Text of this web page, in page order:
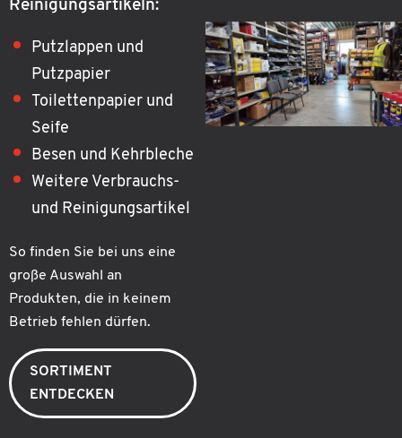
Reinigungsartikeln:
Putzlappen und
Putzpapier
Toilettenpapier und
Seife
Besen und Kehrbleche
Weitere Verbrauchs-
und Reinigungsartikel
So finden Sie bei uns eine
große Auswahl an
Produkten, die in keinem
Betrieb fehlen dürfen.
SORTIMENT
ENTDECKEN